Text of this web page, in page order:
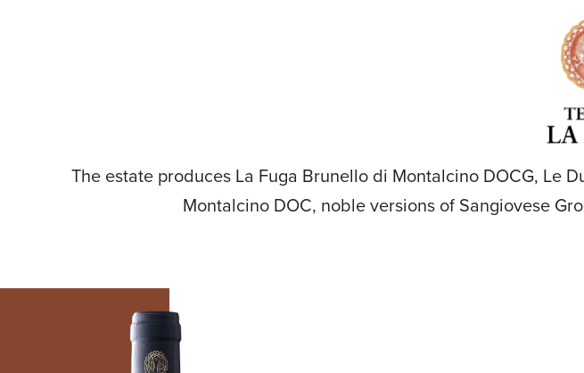
The estate produces La Fuga Brunello di Montalcino DOCG, Le
Montalcino DOC, noble versions of Sangiovese